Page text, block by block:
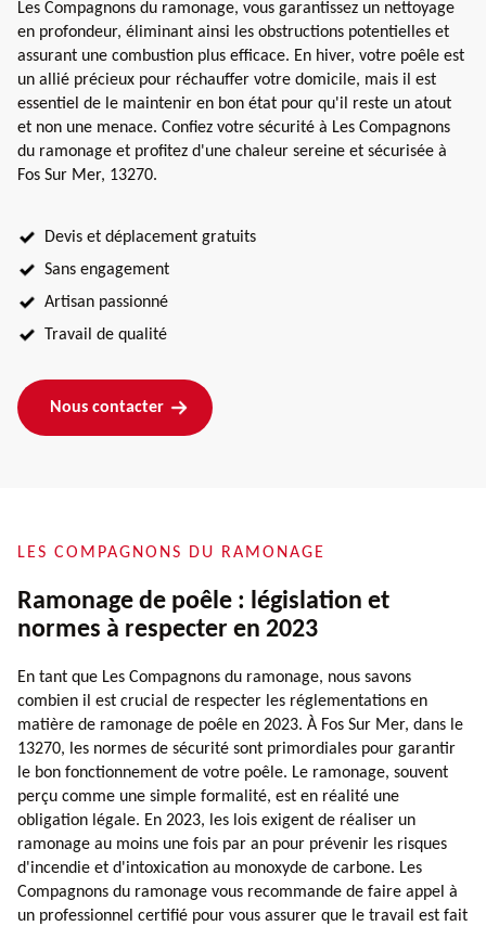
Les Compagnons du ramonage, vous garantissez un nettoyage
en profondeur, éliminant ainsi les obstructions potentielles et
assurant une combustion plus efficace. En hiver, votre poêle est
un allié précieux pour réchauffer votre domicile, mais il est
essentiel de le maintenir en bon état pour qu'il reste un atout
et non une menace. Confiez votre sécurité à Les Compagnons
du ramonage et profitez d'une chaleur sereine et sécurisée à
Fos Sur Mer, 13270.
Devis et déplacement gratuits
Sans engagement
Artisan passionné
Travail de qualité
Nous contacter
LES COMPAGNONS DU RAMONAGE
Ramonage de poêle : législation et
normes à respecter en 2023
En tant que Les Compagnons du ramonage, nous savons
combien il est crucial de respecter les réglementations en
matière de ramonage de poêle en 2023. À Fos Sur Mer, dans le
13270, les normes de sécurité sont primordiales pour garantir
le bon fonctionnement de votre poêle. Le ramonage, souvent
perçu comme une simple formalité, est en réalité une
obligation légale. En 2023, les lois exigent de réaliser un
ramonage au moins une fois par an pour prévenir les risques
d'incendie et d'intoxication au monoxyde de carbone. Les
Compagnons du ramonage vous recommande de faire appel à
un professionnel certifié pour vous assurer que le travail est fait